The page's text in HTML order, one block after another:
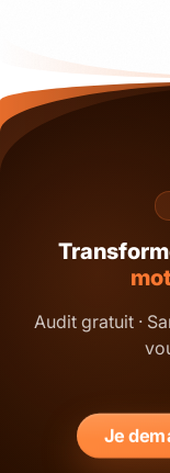
Audit gratuit ·
Je